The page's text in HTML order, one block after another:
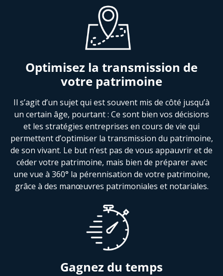
Optimisez la transmission de
votre patrimoine
Il s’agit d’un sujet qui est souvent mis de côté jusqu’à
un certain âge, pourtant : Ce sont bien vos décisions
et les stratégies entreprises en cours de vie qui
permettent d’optimiser la transmission du patrimoine,
de son vivant. Le but n’est pas de vous appauvrir et de
céder votre patrimoine, mais bien de préparer avec
une vue à 360° la pérennisation de votre patrimoine,
grâce à des manœuvres patrimoniales et notariales.
Gagnez du temps